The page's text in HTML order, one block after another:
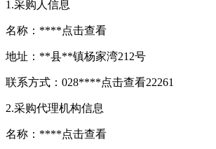
1.采购人信息
名称：****点击查看
地址：**县**镇杨家湾212号
联系方式：028****点击查看22261
2.采购代理机构信息
名称：****点击查看